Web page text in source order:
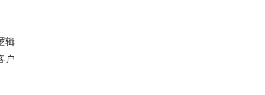
辑
户